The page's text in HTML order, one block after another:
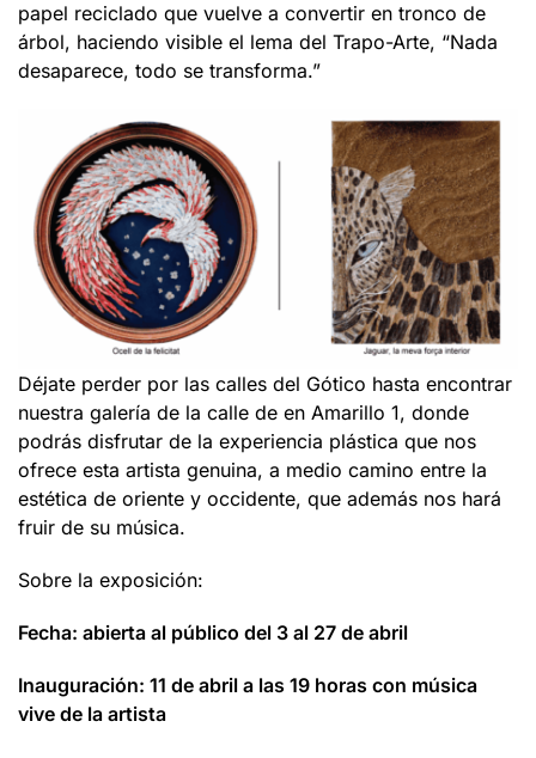
papel reciclado que vuelve a convertir en tronco de
árbol, haciendo visible el lema del Trapo-Arte, “Nada
desaparece, todo se transforma.”
Déjate perder por las calles del Gótico hasta encontrar
nuestra galería de la calle de en Amarillo 1, donde
podrás disfrutar de la experiencia plástica que nos
ofrece esta artista genuina, a medio camino entre la
estética de oriente y occidente, que además nos hará
fruir de su música.
Sobre la exposición:
Fecha: abierta al público del 3 al 27 de abril
Inauguración: 11 de abril a las 19 horas con música
vive de la artista